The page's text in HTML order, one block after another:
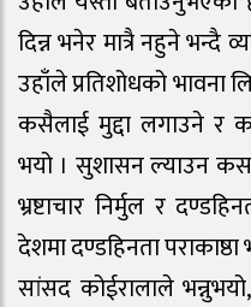
दिन्न भनेर मात्रै नहुने भन्दै
उहाँले प्रतिशोधको भावना
कसैलाई मुद्दा लगाउने र
भयो । सुशासन ल्याउन
भ्रष्टाचार निर्मुल र
देशमा दण्डहिनता
सांसद कोईरालाले